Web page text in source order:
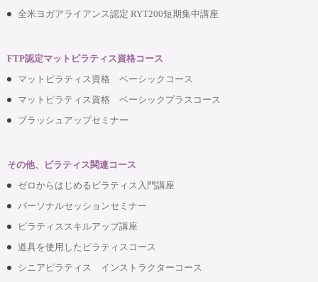
全米ヨガアライアンス認定 RYT200短期集中講座
FTP認定マットピラティス資格コース
マットピラティス資格 ベーシックコース
マットピラティス資格 ベーシックプラスコース
ブラッシュアップセミナー
その他、ピラティス関連コース
ゼロからはじめるピラティス入門講座
パーソナルセッションセミナー
ピラティススキルアップ講座
道具を使用したピラティスコース
シニアピラティス インストラクターコース